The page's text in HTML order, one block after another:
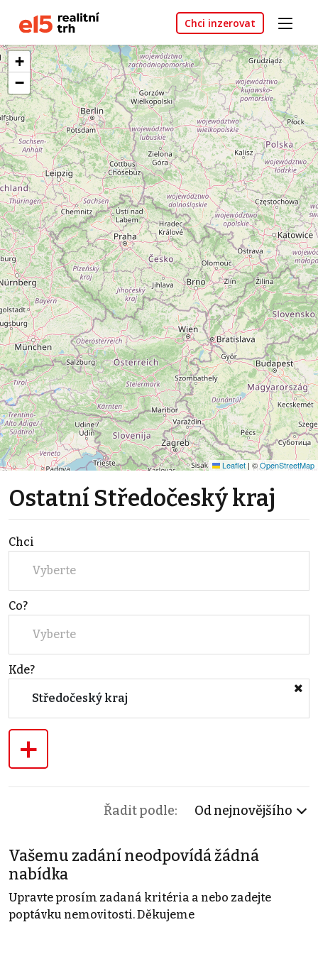
Chci inzerovat
+
−
Leaflet | ©OpenStreetMap
Ostatní Středočeský kraj
Chci
Vyberte
Co?
Vyberte
Kde?
Středočeský kraj
+
Řadit podle: Od nejnovějšího
Vašemu zadání neodpovídá žádná
nabídka
Upravte prosím zadaná kritéria a nebo zadejte
poptávku nemovitosti. Děkujeme